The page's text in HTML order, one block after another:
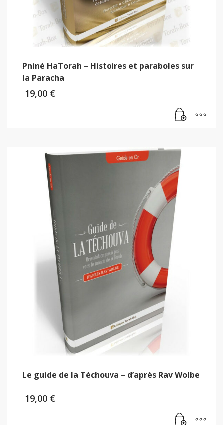
Pniné HaTorah – Histoires et paraboles sur
la Paracha
19,00 €
Le guide de la Téchouva – d’après Rav Wolbe
19,00 €